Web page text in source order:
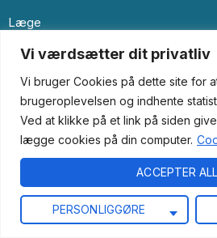
Vi værdsætter dit privatliv
Vi bruger Cookies på dette site for
brugeroplevelsen og indhente
Ved at klikke på et link på siden
lægge cookies på din computer.
PERSONLIGGØRE
ACCEPTER
Læge
© 2024 Dria.dk. All Right